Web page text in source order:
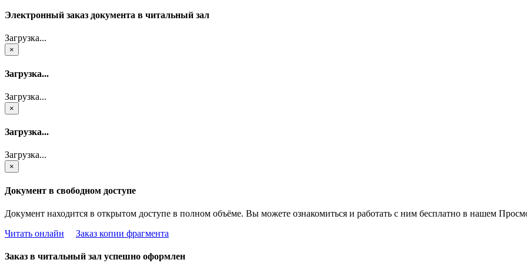
Электронный заказ документа в читальный зал
Загрузка...
×
Загрузка...
Загрузка...
×
Загрузка...
Загрузка...
×
Документ в свободном доступе
Документ находится в открытом доступе в полном объёме. Вы можете ознакомиться и работать с ним бесплатно в нашем
Читать онлайн
Заказ копии фрагмента
Заказ в читальный зал успешно оформлен